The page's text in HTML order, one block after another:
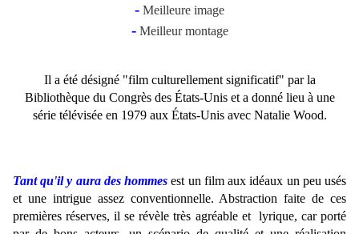
- Meilleure image
- Meilleur montage
Il a été désigné "film culturellement significatif" par la
Bibliothèque du Congrès des États-Unis et a donné lieu à une
série télévisée en 1979 aux États-Unis avec Natalie Wood.
Tant qu'il y aura des hommes est un film aux idéaux un peu usés
et une intrigue assez conventionnelle. Abstraction faite de ces
premières réserves, il se révèle très agréable et lyrique, car porté